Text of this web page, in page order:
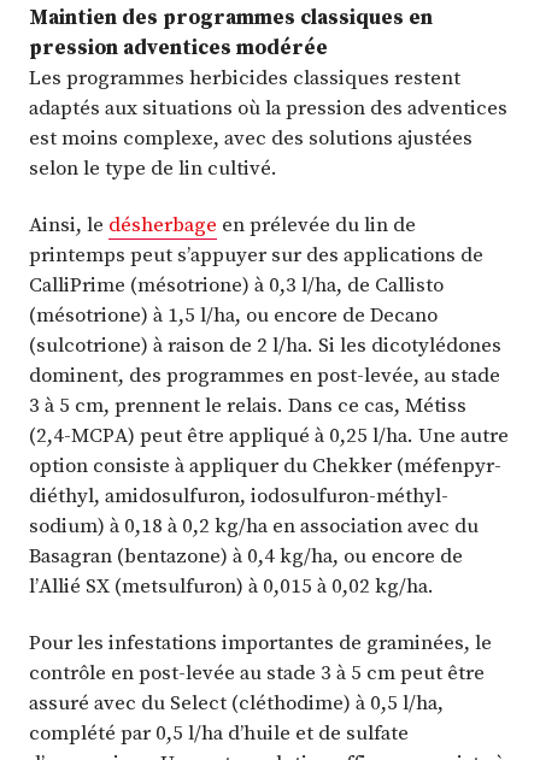
Maintien des programmes classiques en
pression adventices modérée
Les programmes herbicides classiques restent
adaptés aux situations où la pression des adventices
est moins complexe, avec des solutions ajustées
selon le type de lin cultivé.
Ainsi, le désherbage en prélevée du lin de
printemps peut s’appuyer sur des applications de
CalliPrime (mésotrione) à 0,3 l/ha, de Callisto
(mésotrione) à 1,5 l/ha, ou encore de Decano
(sulcotrione) à raison de 2 l/ha. Si les dicotylédones
dominent, des programmes en post-levée, au stade
3 à 5 cm, prennent le relais. Dans ce cas, Métiss
(2,4-MCPA) peut être appliqué à 0,25 l/ha. Une autre
option consiste à appliquer du Chekker (méfenpyr-
diéthyl, amidosulfuron, iodosulfuron-méthyl-
sodium) à 0,18 à 0,2 kg/ha en association avec du
Basagran (bentazone) à 0,4 kg/ha, ou encore de
l’Allié SX (metsulfuron) à 0,015 à 0,02 kg/ha.
Pour les infestations importantes de graminées, le
contrôle en post-levée au stade 3 à 5 cm peut être
assuré avec du Select (cléthodime) à 0,5 l/ha,
complété par 0,5 l/ha d’huile et de sulfate